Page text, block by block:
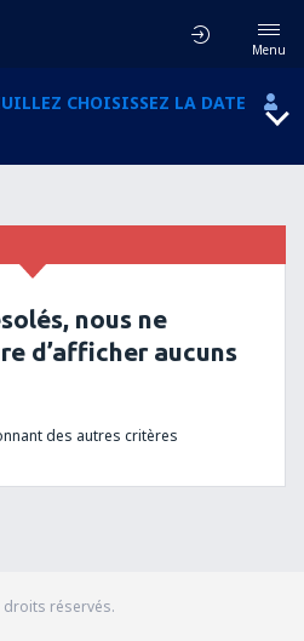
Menu
CHOISISSEZ LA DATE
nous ne
d’afficher aucuns
des autres critères
droits réservés.